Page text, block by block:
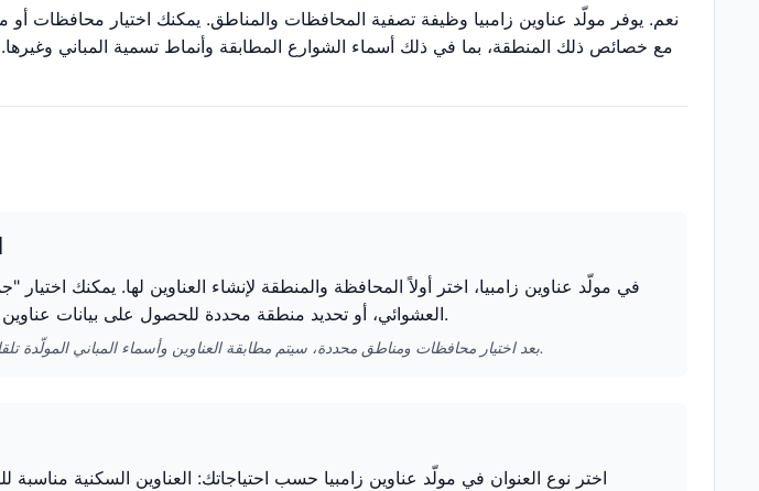
نعم. يوفر مولّد عناوين زامبيا وظيفة تصفية المحافظات والمناطق. يمكنك اختيار محافظات أو
مع خصائص ذلك المنطقة، بما في ذلك أسماء الشوارع المطابقة وأنماط تسمية المباني وغيرها.
في مولّد عناوين زامبيا، اختر أولاً المحافظة والمنطقة لإنشاء العناوين لها. يمكنك
العشوائي، أو تحديد منطقة محددة للحصول على بيانات عناوين تتوافق بشكل أفضل مع الخصائص المحلية.
بعد اختيار محافظات ومناطق محددة، سيتم مطابقة العناوين وأسماء المباني المولّدة تلقائيًا مع تلك المنطقة، مما يحسن مصداقية البيانات.
اختر نوع العنوان في مولّد عناوين زامبيا حسب احتياجاتك: العناوين السكنية مناسبة